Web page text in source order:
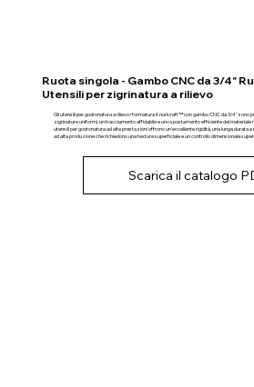
Ruota singola - Gambo CNC da 3/4"
Utensili per zigrinatura a rilievo
Gli utensili per godronatura a rilievo/formatura Knurlcraft™ con gambo CNC da 3/4" sono
zigrinature uniformi, un tracciamento affidabile e uno spostamento efficiente del materiale
utensili per godronatura ad alte prestazioni offrono un'eccellente rigidità, una lunga durata e
ad alta produzione che richiedono una texture superficiale e un controllo dimensionale
Scarica il catalogo